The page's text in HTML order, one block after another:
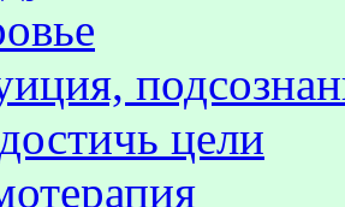
цели